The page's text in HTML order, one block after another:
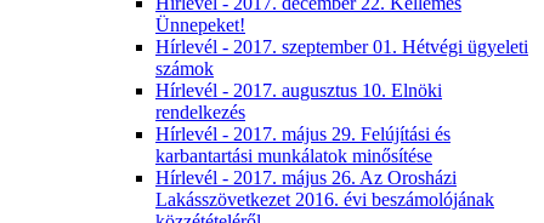
Ünnepeket!
Hírlevél - 2017. szeptember 01. Hétvégi ügyeleti
számok
Hírlevél - 2017. augusztus 10. Elnöki
rendelkezés
Hírlevél - 2017. május 29. Felújítási és
karbantartási munkálatok minősítése
Hírlevél - 2017. május 26. Az Orosházi
Lakásszövetkezet 2016. évi beszámolójának